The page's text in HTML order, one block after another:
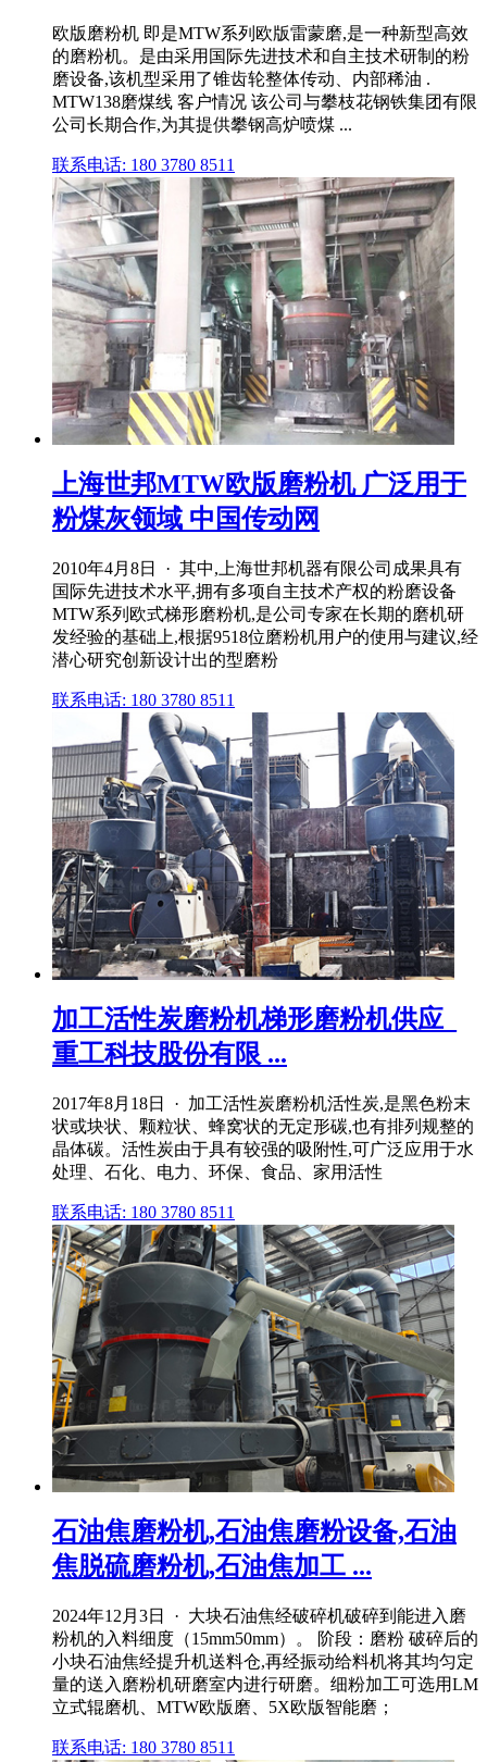
欧版磨粉机 即是MTW系列欧版雷蒙磨,是一种新型高效
的磨粉机。是由采用国际先进技术和自主技术研制的粉
磨设备,该机型采用了锥齿轮整体传动、内部稀油 .
MTW138磨煤线 客户情况 该公司与攀枝花钢铁集团有限
公司长期合作,为其提供攀钢高炉喷煤 ...
联系电话: 180 3780 8511
上海世邦MTW欧版磨粉机 广泛用于
粉煤灰领域 中国传动网
2010年4月8日 · 其中,上海世邦机器有限公司成果具有
国际先进技术水平,拥有多项自主技术产权的粉磨设备
MTW系列欧式梯形磨粉机,是公司专家在长期的磨机研
发经验的基础上,根据9518位磨粉机用户的使用与建议,经
潜心研究创新设计出的型磨粉
联系电话: 180 3780 8511
加工活性炭磨粉机梯形磨粉机供应_
重工科技股份有限 ...
2017年8月18日 · 加工活性炭磨粉机活性炭,是黑色粉末
状或块状、颗粒状、蜂窝状的无定形碳,也有排列规整的
晶体碳。活性炭由于具有较强的吸附性,可广泛应用于水
处理、石化、电力、环保、食品、家用活性
联系电话: 180 3780 8511
石油焦磨粉机,石油焦磨粉设备,石油
焦脱硫磨粉机,石油焦加工 ...
2024年12月3日 · 大块石油焦经破碎机破碎到能进入磨
粉机的入料细度（15mm50mm）。 阶段：磨粉 破碎后的
小块石油焦经提升机送料仓,再经振动给料机将其均匀定
量的送入磨粉机研磨室内进行研磨。细粉加工可选用LM
立式辊磨机、MTW欧版磨、5X欧版智能磨；
联系电话: 180 3780 8511